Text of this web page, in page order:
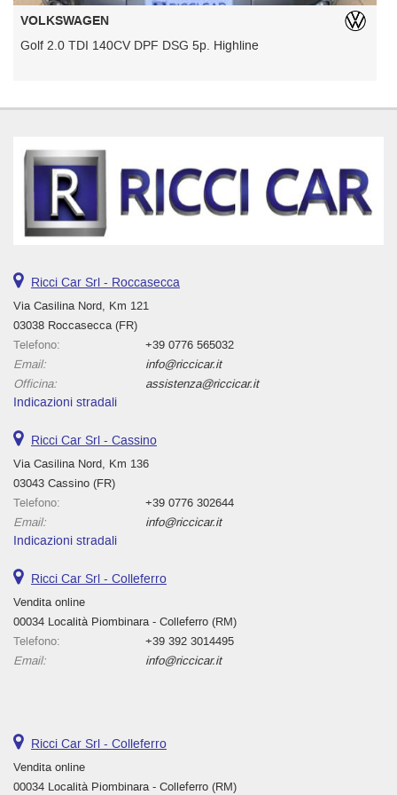
VOLKSWAGEN
Golf 2.0 TDI 140CV DPF DSG 5p. Highline
Ricci Car Srl - Roccasecca
Via Casilina Nord, Km 121
03038 Roccasecca (FR)
Telefono:
+39 0776 565032
Email:
info@riccicar.it
Officina:
assistenza@riccicar.it
Indicazioni stradali
Ricci Car Srl - Cassino
Via Casilina Nord, Km 136
03043 Cassino (FR)
Telefono:
+39 0776 302644
Email:
info@riccicar.it
Indicazioni stradali
Ricci Car Srl - Colleferro
Vendita online
00034 Località Piombinara - Colleferro (RM)
Telefono:
+39 392 3014495
Email:
info@riccicar.it
Ricci Car Srl - Colleferro
Vendita online
00034 Località Piombinara - Colleferro (RM)